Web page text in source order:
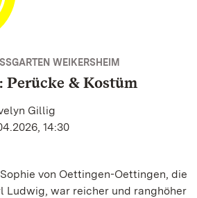
WEIKERSHEIM
Perücke & Kostüm
Gillig
14:30
von Oettingen-Oettingen, die
Ludwig, war reicher und ranghöher